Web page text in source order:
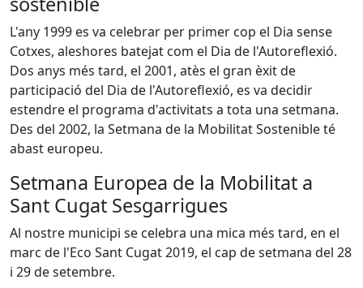
L'any 1999 es va celebrar per primer cop el Dia sense
Cotxes, aleshores batejat com el Dia de l'Autoreflexió.
Dos anys més tard, el 2001, atès el gran èxit de
participació del Dia de l'Autoreflexió, es va decidir
estendre el programa d'activitats a tota una setmana.
Des del 2002, la Setmana de la Mobilitat Sostenible té
abast europeu.
Setmana Europea de la Mobilitat a
Sant Cugat Sesgarrigues
Al nostre municipi se celebra una mica més tard, en el
marc de l'Eco Sant Cugat 2019, el cap de setmana del 28
i 29 de setembre.